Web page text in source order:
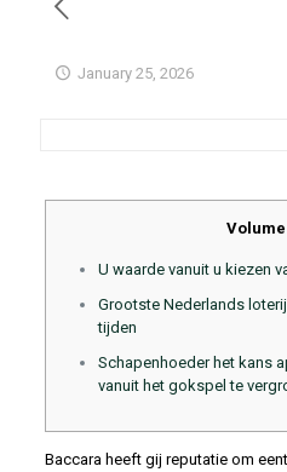
January 25, 2026
Volume
U waarde vanuit u kiezen
Grootste Nederlands
tijden
Schapenhoeder het kans
vanuit het gokspel te
Baccara heeft gij reputatie om